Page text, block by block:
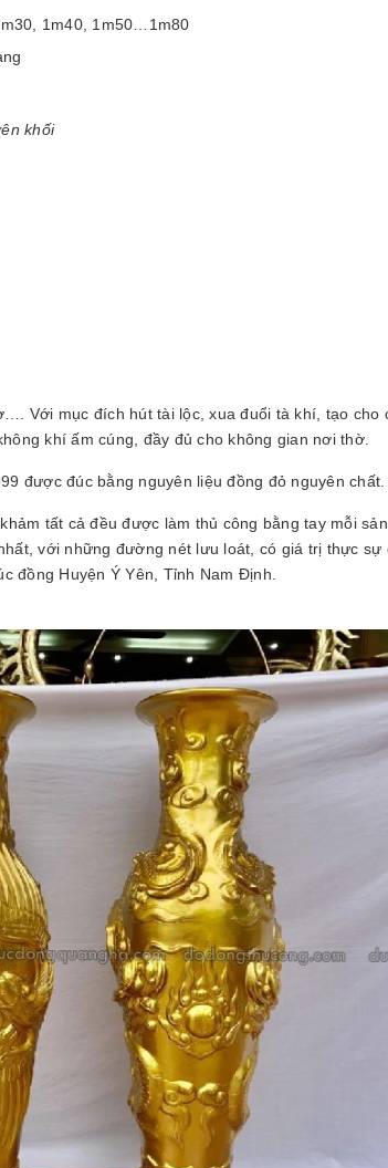
1m40, 1m50…1m80
khối
Với mục đích hút tài lộc, xua đuổi tà khí, tạo cho
khí ấm cúng, đầy đủ cho không gian nơi thờ.
được đúc bằng nguyên liệu đồng đỏ nguyên chất.
tất cả đều được làm thủ công bằng tay mỗi
với những đường nét lưu loát, có giá trị thực sự
đồng Huyện Ý Yên, Tỉnh Nam Định.